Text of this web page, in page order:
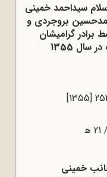
سیداحمد خمینی
بروجردی و
برادر گرامیشان
1355
ﻫ
خمینی